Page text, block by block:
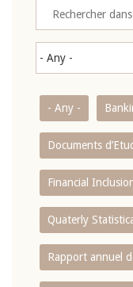
- Any -
Documents
Financial
Quaterly
Rapport annuel